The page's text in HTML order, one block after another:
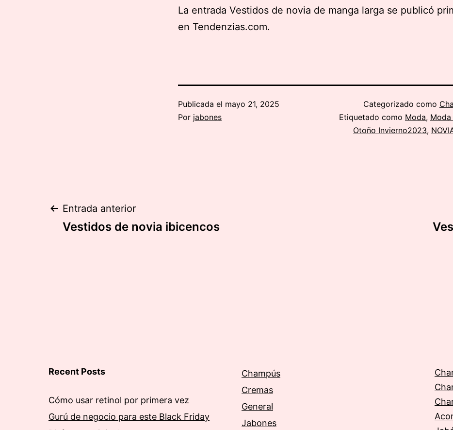
La entrada Vestidos de novia de manga larga se publicó
en Tendenzias.com.
Publicada el mayo 21, 2025
Por jabones
Categorizado como
Etiquetado como Moda,
Otoño Invierno2023,
Navegación
Entrada anterior
Vestidos de novia ibicencos
Recent Posts
Cómo usar retinol por primera vez
Gurú de negocio para este Black Friday
Champús
Cremas
General
Jabones